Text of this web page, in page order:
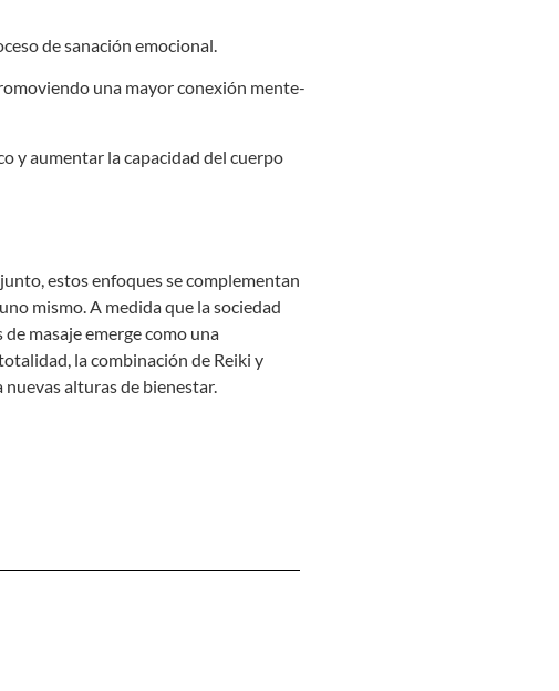
de sanación emocional.
una mayor conexión mente-
y aumentar la capacidad del cuerpo
estos enfoques se complementan
mismo. A medida que la sociedad
masaje emerge como una
la combinación de Reiki y
alturas de bienestar.